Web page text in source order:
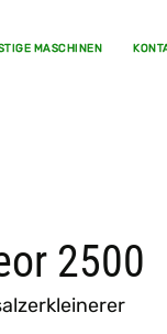
MASCHINEN
2500